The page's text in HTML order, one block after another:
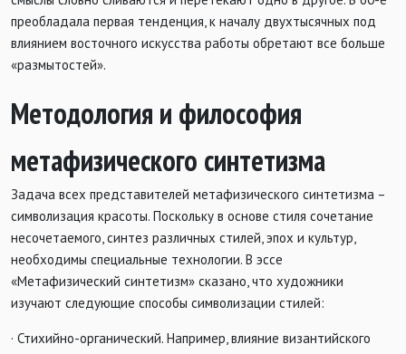
преобладала первая тенденция, к началу двухтысячных под
влиянием восточного искусства работы обретают все больше
«размытостей».
Методология и философия
метафизического синтетизма
Задача всех представителей метафизического синтетизма –
символизация красоты. Поскольку в основе стиля сочетание
несочетаемого, синтез различных стилей, эпох и культур,
необходимы специальные технологии. В эссе
«Метафизический синтетизм» сказано, что художники
изучают следующие способы символизации стилей:
· Стихийно-органический. Например, влияние византийского